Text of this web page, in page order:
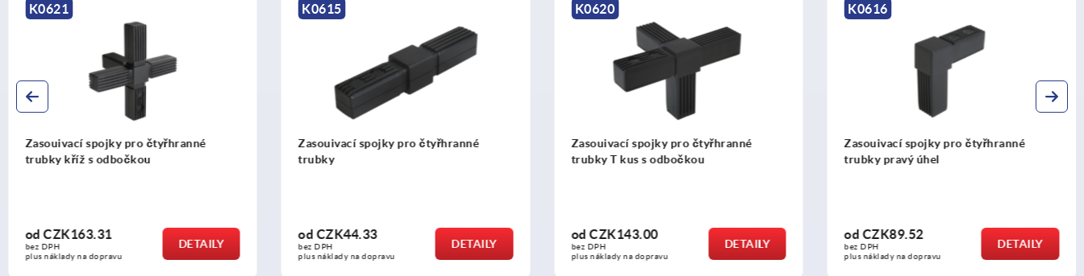
K0615
Zasouivací spojky pro čtyřhranné
trubky
odCZK44.33
bez DPH
plus náklady na dopravu
DETAILY
K0620
Zasouivací spojky pro čtyřhranné
trubky T kus s odbočkou
odCZK143.00
bez DPH
plus náklady na dopravu
DETAILY
K0616
Zasouivací spojky pro čtyřhranné
trubky pravý úhel
odCZK89.52
bez DPH
plus náklady na dopravu
DETAILY
K0622
Zasouivací spojky pro čtyřhranné
trubky hvězda
odCZK206.21
bez DPH
plus náklady na dopravu
DETAILY